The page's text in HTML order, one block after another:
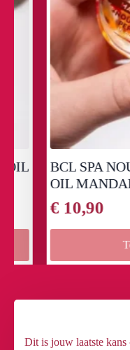
BCL SPA
OIL
10,90
Dit is jouw laatste kans